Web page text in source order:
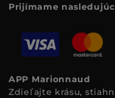
Prijímame
APP Marionnaud
Zdieľajte krásu,